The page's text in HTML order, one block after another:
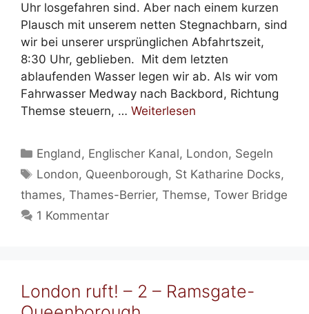
Uhr losgefahren sind. Aber nach einem kurzen
Plausch mit unserem netten Stegnachbarn, sind
wir bei unserer ursprünglichen Abfahrtszeit,
8:30 Uhr, geblieben. Mit dem letzten
ablaufenden Wasser legen wir ab. Als wir vom
Fahrwasser Medway nach Backbord, Richtung
Themse steuern, … Weiterlesen
Kategorien
England, Englischer Kanal, London, Segeln
Schlagwörter
London, Queenborough, St Katharine Docks,
thames, Thames-Berrier, Themse, Tower Bridge
1 Kommentar
London ruft! – 2 – Ramsgate-